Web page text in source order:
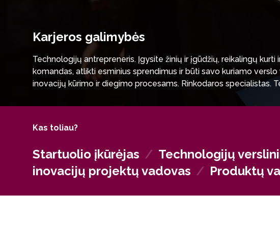
Karjeros galimybės
Technologijų antrepreneris. Įgysite žinių ir įgūdžių, reikalingų
komandas, atlikti esminius sprendimus ir būti savo kuriamo
inovacijų kūrimo ir diegimo procesams. Rinkodaros
karjerai augančiuose technologijų startuoliuose ar versluose.
numatyti inovacijų vystymosi kryptis.
Kas toliau?
Startuolio įkūrėjas / Technologijų
inovacijų projektų vadovas / Produktų